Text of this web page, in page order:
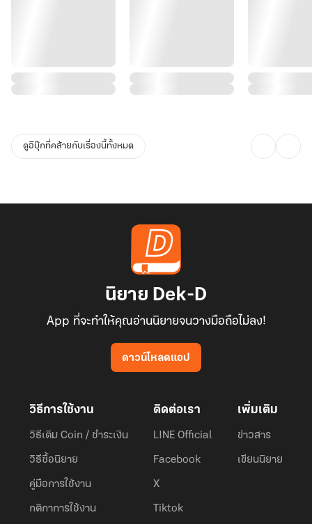
ดูอีบุ๊กที่คล้ายกับเรื่องนี้ทั้งหมด
นิยาย Dek-D
App ที่จะทำให้คุณอ่านนิยายจนวางมือถือไม่ลง!
ดาวน์โหลดแอป
วิธีการใช้งาน
วิธีเติม Coin / ชำระเงิน
วิธีซื้อนิยาย
คู่มือการใช้งาน
กติกาการใช้งาน
ติดต่อเรา
LINE Official
Facebook
X
Tiktok
เพิ่มเติม
ข่าวสาร
เขียนนิยาย